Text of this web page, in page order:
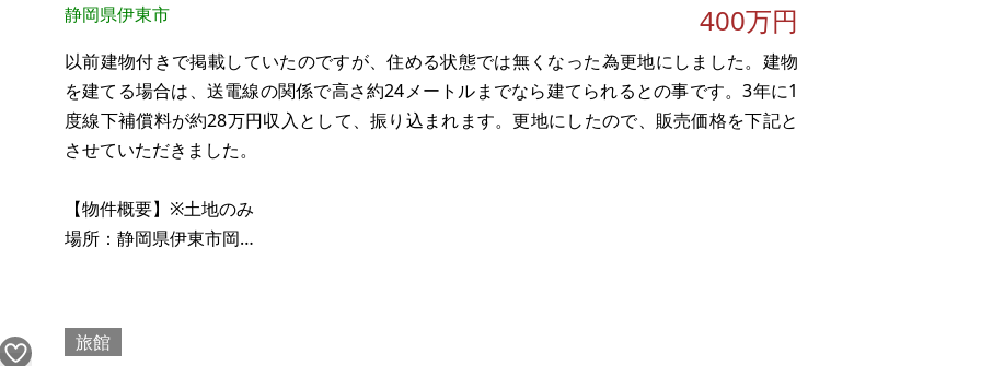
静岡県伊東市 400万円
以前建物付きで掲載していたのですが、住める状態では無くなった為更地にしました。建物
を建てる場合は、送電線の関係で高さ約24メートルまでなら建てられるとの事です。3年に1
度線下補償料が約28万円収入として、振り込まれます。更地にしたので、販売価格を下記と
させていただきました。
【物件概要】※土地のみ
場所：静岡県伊東市岡
構造：
現況：
旅館